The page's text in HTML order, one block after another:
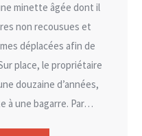
minette âgée dont il
non recousues et
déplacées afin de
place, le propriétaire
douzaine d’années,
à une bagarre. Par…